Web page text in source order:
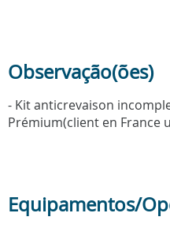
Observação(ões)
- Kit anticrevaison
Prémium(client en France
Equipamentos/